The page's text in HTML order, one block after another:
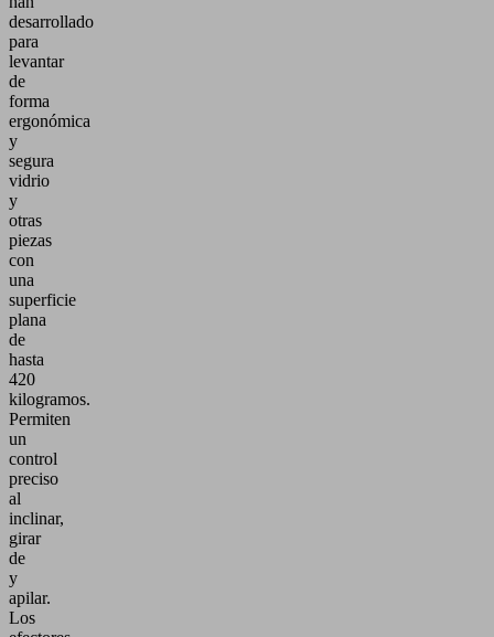
desarrollado
para
levantar
de
forma
ergonómica
y
segura
vidrio
y
otras
piezas
con
una
superficie
plana
de
hasta
420
kilogramos.
Permiten
un
control
preciso
al
inclinar,
girar
de
y
apilar.
Los